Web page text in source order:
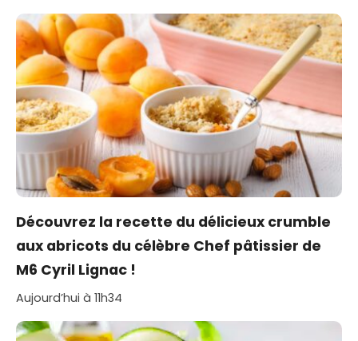
Découvrez la recette du délicieux crumble
aux abricots du célèbre Chef pâtissier de
M6 Cyril Lignac !
Aujourd’hui à 11h34